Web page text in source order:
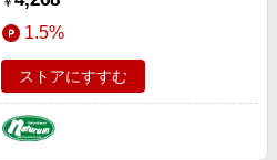
1.5%
ストアにすすむ